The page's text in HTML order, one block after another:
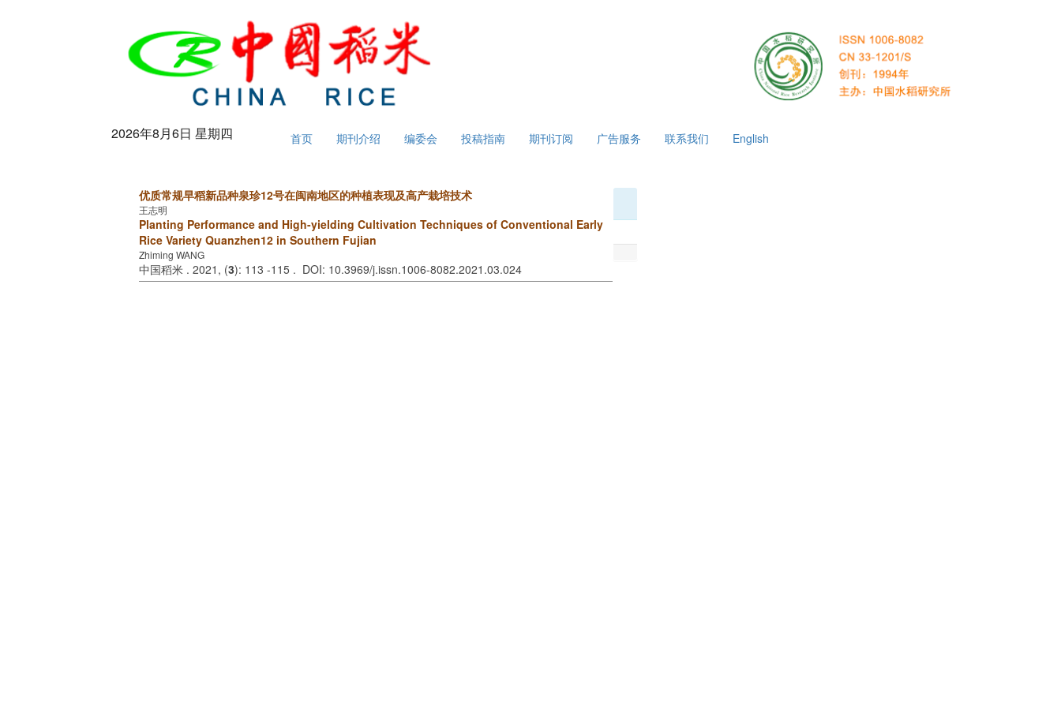
2026年8月6日 星期四 首页 期刊介绍 编委会 投稿指南 期刊订阅 广告服务 联系我们 English
优质常规早稻新品种泉珍12号在闽南地区的种植表现及高产栽培技术
王志明
Planting Performance and High-yielding Cultivation Techniques of Conventional Early
Rice Variety Quanzhen12 in Southern Fujian
Zhiming WANG
中国稻米 . 2021, (3): 113 -115 . DOI: 10.3969/j.issn.1006-8082.2021.03.024